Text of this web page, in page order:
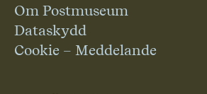
Om Postmuseum
Dataskydd
Cookie – Meddelande